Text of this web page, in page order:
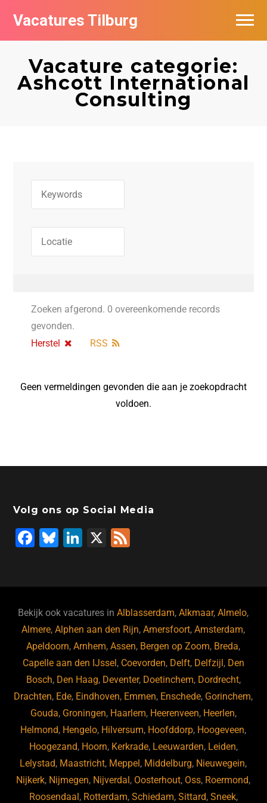
Vacatures Tilburg
Vacature categorie:
Ashcott International
Consulting
Zoeken afgerond. 0 overeenkomende records
gevonden.
Herstel
RSS
Geen vermeldingen gevonden die aan je zoekopdracht
voldoen.
Volg ons op Social Media
F
b
o
o
k
Bl
ky
Li
dI
n
X
Bekijk ook vacatures inAlblasserdam,Alkmaar,Almelo,
Almere,Alphen aan den Rijn,Amersfoort,Amsterdam,
Apeldoorn,Arnhem,Assen, Bergen op Zoom, Breda,
Capelle aan den IJssel , Coevorden, Delft, Delfzijl , Den
Bosch, Den Haag, Deventer, Doetinchem, Dordrecht,
Drachten, Ede, Eindhoven, Emmen, Enschede, Gorinchem,
Gouda, Groningen, Haarlem, Heerenveen, Heerlen,
Helmond, Hengelo, Hilversum, Hoofddorp, Hoogeveen,
Hoogezand, Hoorn, Kerkrade, Leeuwarden, Leiden,
Lelystad, Maastricht, Meppel , Middelburg, Nieuwegein,
Nijkerk, Nijmegen, Nijverdal , Oosterhout, Oss, Roermond,
Roosendaal , Rotterdam, Schiedam, Sittard, Sneek,
Vacatures per bedrijf
De populairste vacatures in Tilburg
Nieuwsbrief feed